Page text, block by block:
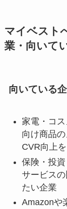
マイベスト
業・向いて
向いている
家電・コ
向け商品
CVR向上
保険・投
サービス
たい企業
Amazonや